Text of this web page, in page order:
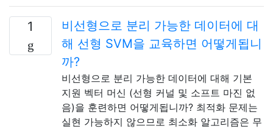
1
비선형으로 분리 가능한 데이터에 대
해 선형 SVM을 교육하면 어떻게됩니
까?
비선형으로 분리 가능한 데이터에 대해 기본
지원 벡터 머신 (선형 커널 및 소프트 마진 없
음)을 훈련하면 어떻게됩니까? 최적화 문제는
실현 가능하지 않으므로 최소화 알고리즘은 무